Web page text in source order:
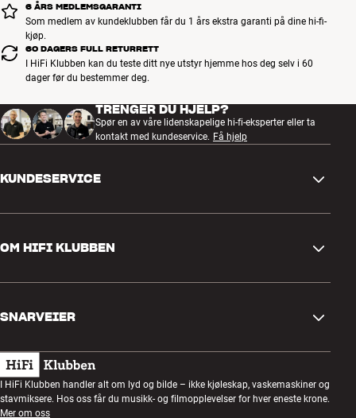
6 ÅRS MEDLEMSGARANTI
Som medlem av kundeklubben får du 1 års ekstra garanti på dine hi-fi-
kjøp.
60 DAGERS FULL RETURRETT
I HiFi Klubben kan du teste ditt nye utstyr hjemme hos deg selv i 60
dager før du bestemmer deg.
TRENGER DU HJELP?
Spør en av våre lidenskapelige hi-fi-eksperter eller ta
kontakt med kundeservice. Få hjelp
KUNDESERVICE
Spørsmål og svar
Retur og reklamasjon
Angre på bestilling
Handelsbetingelser
Personvernpolicy
OM HIFI KLUBBEN
Om oss
Kundeklubb
Lyttekveld
Konkurranser
SNARVEIER
Gavekort
Bygg med lyd
I HiFi Klubben handler alt om lyd og bilde – ikke kjøleskap, vaskemaskiner og
stavmiksere. Hos oss får du musikk- og filmopplevelser for hver eneste krone.
Mer om oss